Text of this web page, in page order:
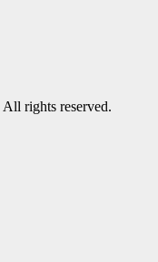
All rights reserved.